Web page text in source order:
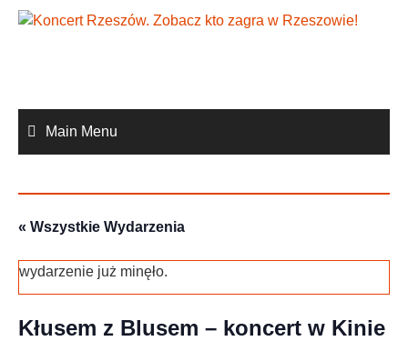
Skip
Main Menu
« Wszystkie Wydarzenia
wydarzenie już minęło.
Kłusem z Blusem – koncert w Kinie